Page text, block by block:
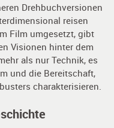
Drehbuchversionen
reisen
Film umgesetzt, gibt
Visionen hinter dem
als nur Technik, es
und die Bereitschaft,
charakterisieren.